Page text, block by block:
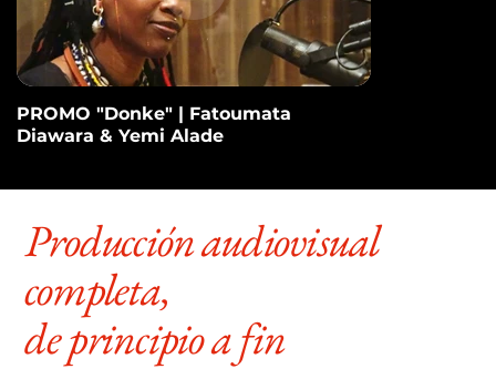
PROMO "Donke" | Fatoumata
Diawara & Yemi Alade
Producción audiovisual
completa,
de principio a fin